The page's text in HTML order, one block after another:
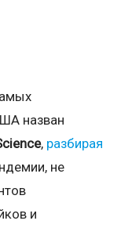
назван
, разбирая
не
и